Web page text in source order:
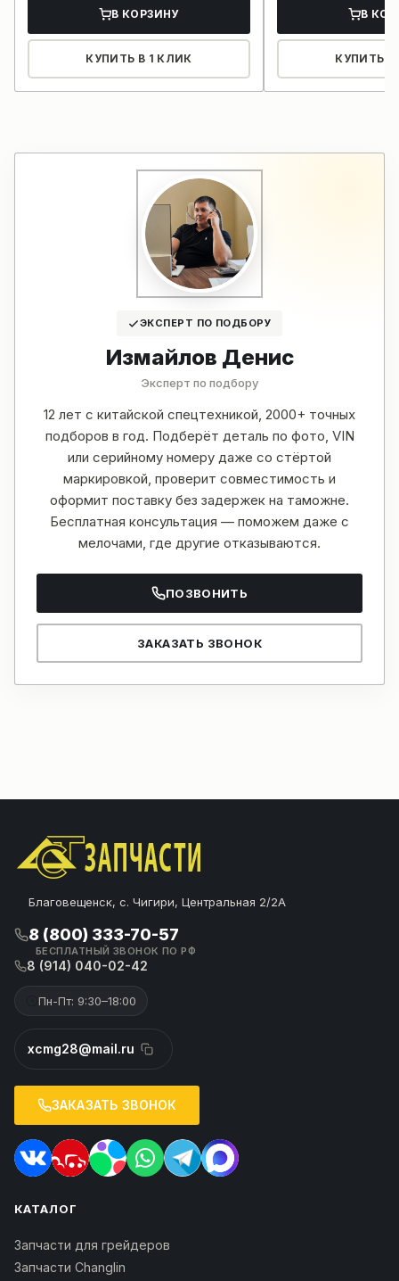
В КОРЗИНУ
КУПИТЬ В 1 КЛИК
В
КУПИТЬ В
ЭКСПЕРТ ПО ПОДБОРУ
Измайлов Денис
Эксперт по подбору
12 лет с китайской спецтехникой, 2000+ точных
подборов в год. Подберёт деталь по фото, VIN
или серийному номеру даже со стёртой
маркировкой, проверит совместимость и
оформит поставку без задержек на таможне.
Бесплатная консультация — поможем даже с
мелочами, где другие отказываются.
ПОЗВОНИТЬ
ЗАКАЗАТЬ ЗВОНОК
Благовещенск, с. Чигири, Центральная 2/2А
8 (800) 333-70-57
БЕСПЛАТНЫЙ ЗВОНОК ПО РФ
8 (914) 040-02-42
Пн-Пт: 9:30–18:00
xcmg28@mail.ru
ЗАКАЗАТЬ ЗВОНОК
КАТАЛОГ
Запчасти для грейдеров
Запчасти Changlin